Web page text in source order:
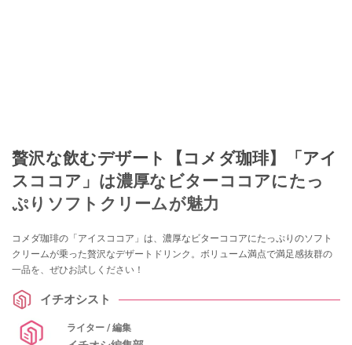
贅沢な飲むデザート【コメダ珈琲】「アイ
スココア」は濃厚なビターココアにたっ
ぷりソフトクリームが魅力
コメダ珈琲の「アイスココア」は、濃厚なビターココアにたっぷりのソフト
クリームが乗った贅沢なデザートドリンク。ボリューム満点で満足感抜群の
一品を、ぜひお試しください！
イチオシスト
ライター / 編集